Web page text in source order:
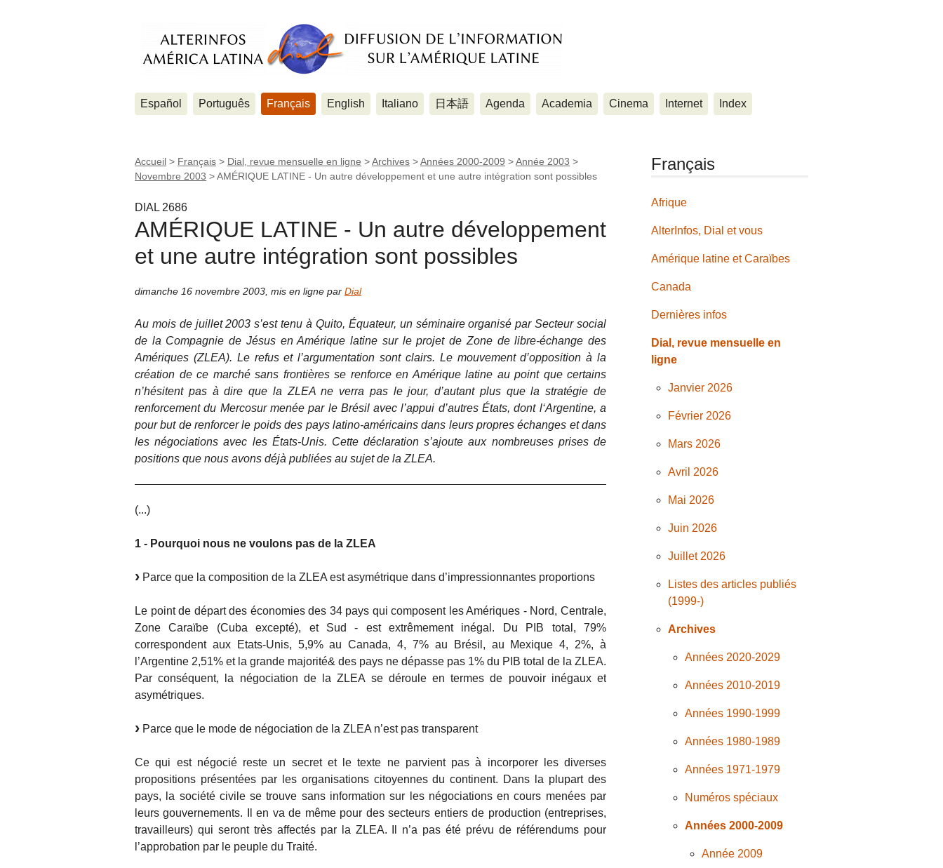
Español Português Français English Italiano 日本語 Agenda Academia Cinema Internet Index
Accueil > Français > Dial, revue mensuelle en ligne >Archives >Années 2000-2009 >Année 2003 >
Novembre 2003 >AMÉRIQUE LATINE - Un autre développement et une autre intégration sont possibles
DIAL 2686
AMÉRIQUE LATINE - Un autre développement
et une autre intégration sont possibles
dimanche 16 novembre 2003 mis en ligne par Dial
Au mois de juillet 2003 s’est tenu à Quito, Équateur, un séminaire organisé par Secteur social
de la Compagnie de Jésus en Amérique latine sur le projet de Zone de libre-échange des
Amériques (ZLEA). Le refus et l’argumentation sont clairs. Le mouvement d’opposition à la
création de ce marché sans frontières se renforce en Amérique latine au point que certains
n’hésitent pas à dire que la ZLEA ne verra pas le jour, d’autant plus que la stratégie de
renforcement du Mercosur menée par le Brésil avec l’appui d’autres États, dont l‘Argentine, a
pour but de renforcer le poids des pays latino-américains dans leurs propres échanges et dans
les négociations avec les États-Unis. Cette déclaration s’ajoute aux nombreuses prises de
positions que nous avons déjà publiées au sujet de la ZLEA.
(...)
1 - Pourquoi nous ne voulons pas de la ZLEA
Parce que la composition de la ZLEA est asymétrique dans d’impressionnantes proportions
Le point de départ des économies des 34 pays qui composent les Amériques - Nord, Centrale,
Zone Caraïbe (Cuba excepté), et Sud - est extrêmement inégal. Du PIB total, 79%
correspondent aux Etats-Unis, 5,9% au Canada, 4, 7% au Brésil, au Mexique 4, 2%, à
l’Argentine 2,51% et la grande majorité& des pays ne dépasse pas 1% du PIB total de la ZLEA.
Par conséquent, la négociation de la ZLEA se déroule en termes de pouvoir inégaux et
asymétriques.
Parce que le mode de négociation de la ZLEA n’est pas transparent
Ce qui est négocié reste un secret et le texte ne parvient pas à incorporer les diverses
propositions présentées par les organisations citoyennes du continent. Dans la plupart des
pays, la société civile se trouve sans information sur les négociations en cours menées par
leurs gouvernements. Il en va de même pour des secteurs entiers de production (entreprises,
travailleurs) qui seront très affectés par la ZLEA. Il n’a pas été prévu de référendums pour
l’approbation par le peuple du Traité.
Français
Afrique
AlterInfos, Dial et vous
Amérique latine et Caraïbes
Canada
Dernières infos
Dial, revue mensuelle en
ligne
Janvier 2026
Février 2026
Mars 2026
Avril 2026
Mai 2026
Juin 2026
Juillet 2026
Listes des articles publiés
(1999-)
Archives
Années 2020-2029
Années 2010-2019
Années 1990-1999
Années 1980-1989
Années 1971-1979
Numéros spéciaux
Années 2000-2009
Année 2009